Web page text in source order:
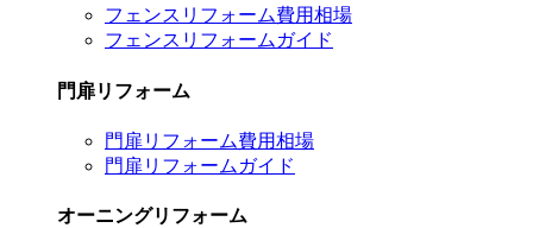
フェンスリフォーム費用相場
フェンスリフォームガイド
門扉リフォーム
門扉リフォーム費用相場
門扉リフォームガイド
オーニングリフォーム